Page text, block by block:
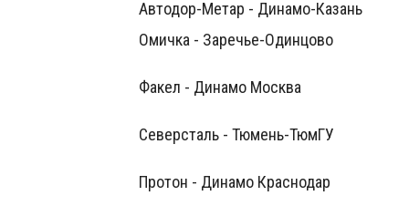
Автодор-Метар - Динамо-Казань
Омичка - Заречье-Одинцово
Факел - Динамо Москва
Северсталь - Тюмень-ТюмГУ
Протон - Динамо Краснодар